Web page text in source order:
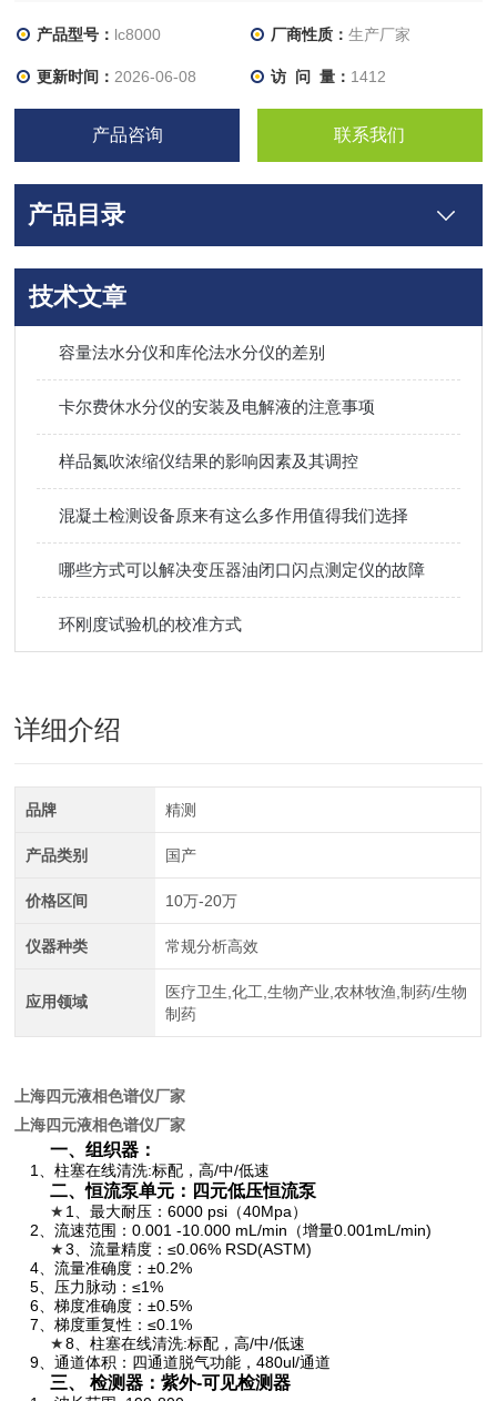
★3、流量精度：≤0.06% RSD(ASTM)
4、流量准确度：±0.2%
5、压力脉动：≤1%
7、梯度重复性：≤0.1%
★8、柱塞在线清洗:标配，高/中/低速
9、通道体积：四通道脱气功能，4
产品型号： lc8000 厂商性质： 生产厂家
更新时间： 2026-06-08 访 问 量： 1412
产品咨询 联系我们
产品目录
技术文章
容量法水分仪和库伦法水分仪的差别
卡尔费休水分仪的安装及电解液的注意事项
样品氮吹浓缩仪结果的影响因素及其调控
混凝土检测设备原来有这么多作用值得我们选择
哪些方式可以解决变压器油闭口闪点测定仪的故障
环刚度试验机的校准方式
详细介绍
品牌 精测
产品类别 国产
价格区间 10万-20万
仪器种类 常规分析高效
应用领域
医疗卫生,化工,生物产业,农林牧渔,制药/生物
制药
上海四元液相色谱仪厂家
上海四元液相色谱仪厂家
一、组织器：
1 、柱塞在线清洗:标配，高/中/低速
二、恒流泵单元：四元低压恒流泵
★ 1 、最大耐压：6000 psi （40Mpa）
2 、流速范围：0.001 -10.000 mL/min （增量0.001mL/min)
★3 、流量精度：≤0.06% RSD(ASTM)
4 、流量准确度：±0.2%
5 、压力脉动：≤1%
6 、梯度准确度：±0.5%
7 、梯度重复性：≤0.1%
★8 、柱塞在线清洗:标配，高/中/低速
9 、通道体积：四通道脱气功能，480ul/通道
三、 检测器：紫外-可见检测器